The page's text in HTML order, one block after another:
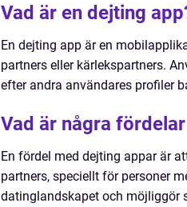
Vad är en dejting
En dejting app är en
partners eller kärlekspartners.
efter andra användares profiler
Vad är några
En fördel med dejting appar är
partners, speciellt för personer
datinglandskapet och möjliggör